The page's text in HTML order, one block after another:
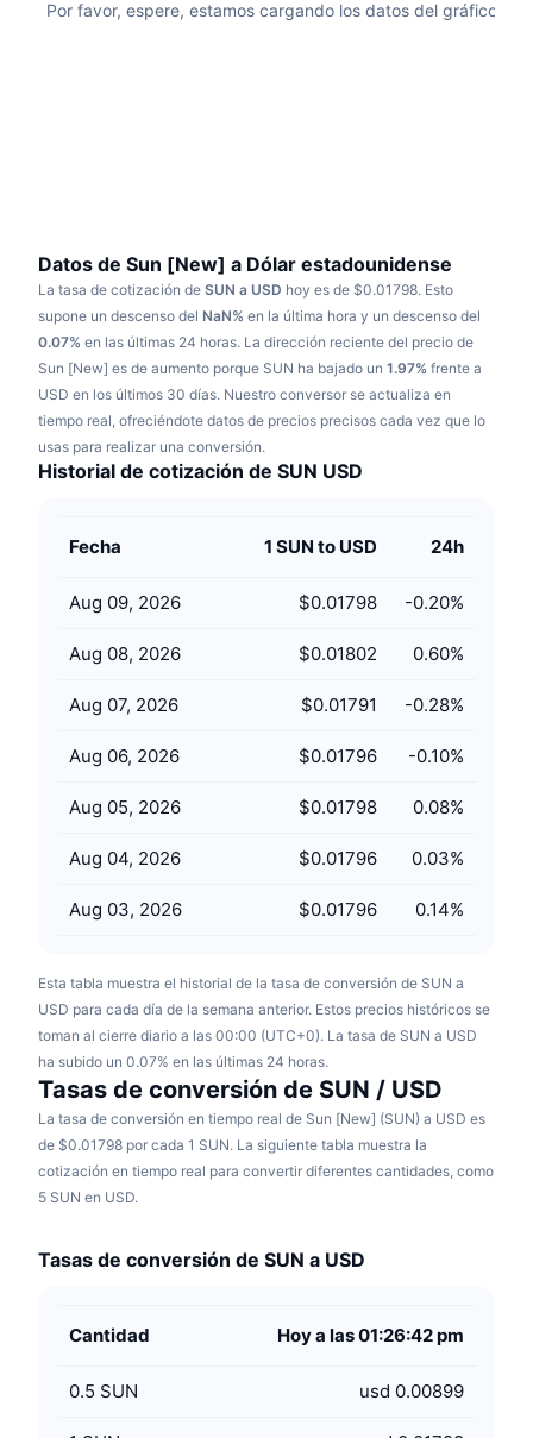
Tendencias
Finanzas
Tecnología
Próximas ventas
ETF de criptomonedas
RSI
MACD
Derivados
Vista general
Vídeos
Glosario
Campañas
Airdrops
Calendarios
Calendario de ICO
Calendario de eventos
Por favor, espere, estamos cargando los datos del gráfico
Datos de Sun [New] a Dólar estadounidense
La tasa de cotización de SUN a USD hoy es de $0.01798. Esto
supone un descenso del NaN% en la última hora y un descenso del
0.07% en las últimas 24 horas. La dirección reciente del precio de
Sun [New] es de aumento porque SUN ha bajado un 1.97% frente a
USD en los últimos 30 días. Nuestro conversor se actualiza en
tiempo real, ofreciéndote datos de precios precisos cada vez que lo
usas para realizar una conversión.
Historial de cotización de SUN USD
Fecha 1 SUN to USD 24h
Aug 09, 2026 $0.01798 -0.20%
Aug 08, 2026 $0.01802 0.60%
Aug 07, 2026 $0.01791 -0.28%
Aug 06, 2026 $0.01796 -0.10%
Aug 05, 2026 $0.01798 0.08%
Aug 04, 2026 $0.01796 0.03%
Aug 03, 2026 $0.01796 0.14%
Esta tabla muestra el historial de la tasa de conversión de SUN a
USD para cada día de la semana anterior. Estos precios históricos se
toman al cierre diario a las 00:00 (UTC+0). La tasa de SUN a USD
ha subido un 0.07% en las últimas 24 horas.
Tasas de conversión de SUN / USD
La tasa de conversión en tiempo real de Sun [New] (SUN) a USD es
de $0.01798 por cada 1 SUN. La siguiente tabla muestra la
cotización en tiempo real para convertir diferentes cantidades, como
5 SUN en USD.
Tasas de conversión de SUN a USD
Cantidad Hoy a las 01:26:42 pm
0.5 SUN usd 0.00899